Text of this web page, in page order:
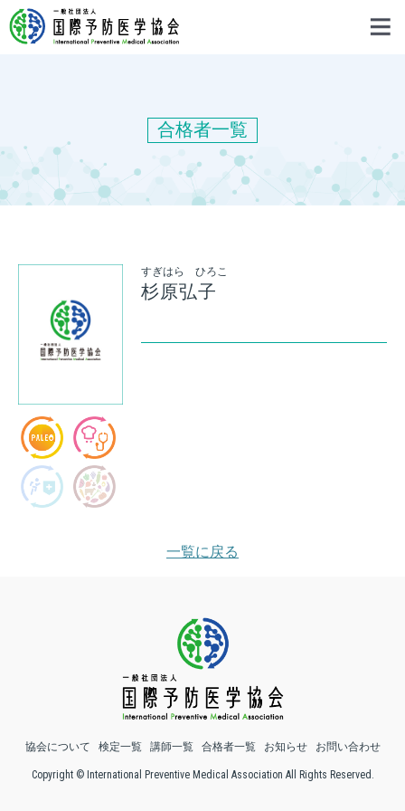
合格者一覧
すぎはら ひろこ
杉原弘子
一覧に戻る
協会について 検定一覧 講師一覧 合格者一覧 お知らせ お問い合わせ
Copyright © International Preventive Medical Association All Rights Reserved.